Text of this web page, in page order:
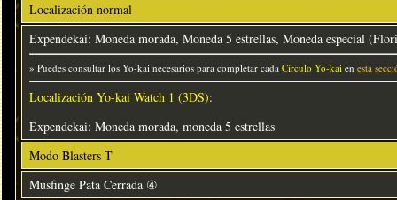
Localización normal
Expendekai: Moneda morada, Moneda 5 estrellas, Moneda especial
» Puedes consultar los Yo-kai necesarios para completar cada Círculo Yo-kai en esta
Localización Yo-kai Watch 1 (3DS):
Expendekai: Moneda morada, moneda 5 estrellas
Modo Blasters T
Musfinge Pata Cerrada ④